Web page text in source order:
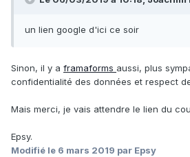
un lien google d'ici ce soir
Sinon, il y a framaforms aussi, plus
confidentialité des données et respect
Mais merci, je vais attendre le lien du
Epsy.
Modifié le 6 mars 2019 par Epsy